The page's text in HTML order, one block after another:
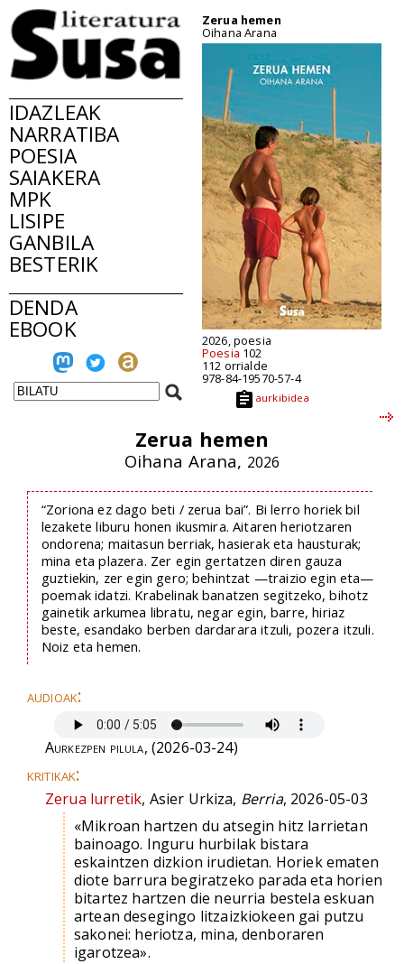
IDAZLEAK
NARRATIBA
POESIA
SAIAKERA
MPK
LISIPE
GANBILA
BESTERIK
DENDA
EBOOK
Zerua hemen
Oihana Arana
2026, poesia
Poesia 102
112 orrialde
978-84-19570-57-4
aurkibidea
Zerua hemen
Oihana Arana, 2026
“Zoriona ez dago beti / zerua bai”. Bi lerro horiek bil
lezakete liburu honen ikusmira. Aitaren heriotzaren
ondorena; maitasun berriak, hasierak eta hausturak;
mina eta plazera. Zer egin gertatzen diren gauza
guztiekin, zer egin gero; behintzat —traizio egin eta—
poemak idatzi. Krabelinak banatzen segitzeko, bihotz
gainetik arkumea libratu, negar egin, barre, hiriaz
beste, esandako berben dardarara itzuli, pozera itzuli.
Noiz eta hemen.
audioak:
Aurkezpen pilula, (2026-03-24)
kritikak:
Zerua lurretik, Asier Urkiza, Berria, 2026-05-03
«Mikroan hartzen du atsegin hitz larrietan
bainoago. Inguru hurbilak bistara
eskaintzen dizkion irudietan. Horiek ematen
diote barrura begiratzeko parada eta horien
bitartez hartzen die neurria bestela eskuan
artean desegingo litzaizkiokeen gai putzu
sakonei: heriotza, mina, denboraren
igarotzea».